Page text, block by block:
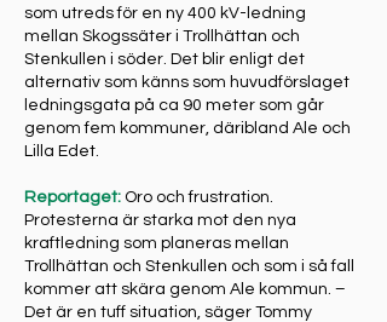
som utreds för en ny 400 kV-ledning
mellan Skogssäter i Trollhättan och
Stenkullen i söder. Det blir enligt det
alternativ som känns som huvudförslaget
ledningsgata på ca 90 meter som går
genom fem kommuner, däribland Ale och
Lilla Edet.
Reportaget: Oro och frustration.
Protesterna är starka mot den nya
kraftledning som planeras mellan
Trollhättan och Stenkullen och som i så fall
kommer att skära genom Ale kommun. –
Det är en tuff situation, säger Tommy